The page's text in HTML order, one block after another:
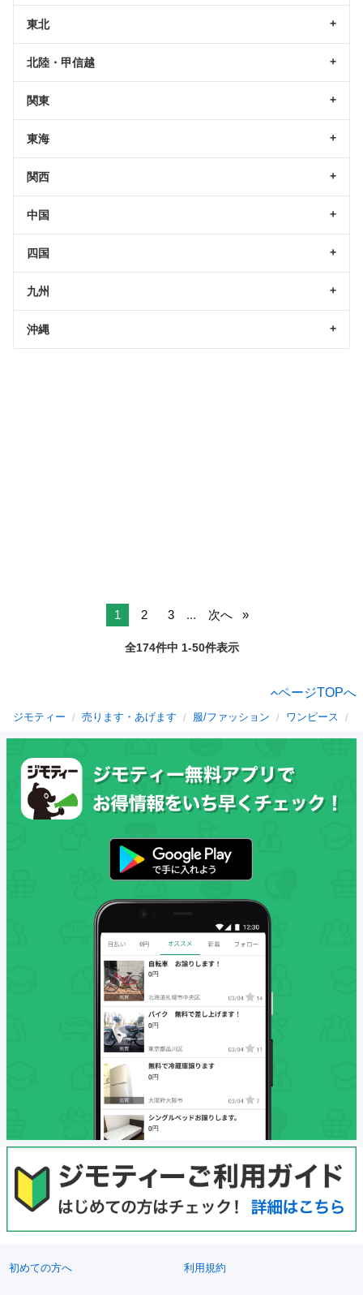
東北
北陸・甲信越
関東
東海
関西
中国
四国
九州
沖縄
1 2 3 ... 次へ
全174件中 1-50件表示
ページTOPへ
ジモティー 売ります・あげます 服/ファッション ワンピース
初めての方へ 利用規約